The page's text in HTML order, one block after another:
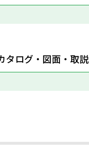
タログ・図面・取説